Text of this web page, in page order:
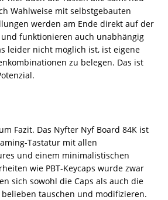
Wahlweise mit selbstgebauten
werden am Ende direkt auf der
funktionieren auch unabhängig
leider nicht möglich ist, ist eigene
zu belegen. Das ist
Fazit. Das Nyfter Nyf Board 84K ist
Tastatur mit allen
und einem minimalistischen
wie PBT-Keycaps wurde zwar
sich sowohl die Caps als auch die
tauschen und modifizieren.